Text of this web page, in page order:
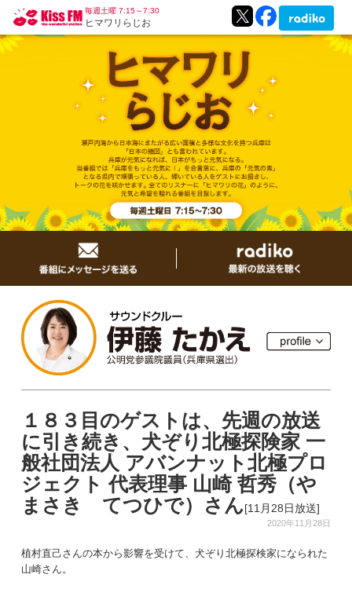
毎週土曜 7:15～7:30
ヒマワリらじお
１８３目のゲストは、先週の放送
に引き続き、犬ぞり北極探険家 一
般社団法人 アバンナット北極プロ
ジェクト 代表理事 山崎 哲秀（や
まさき てつひで）さん[11月28日放送]
2020年11月28日
植村直己さんの本から影響を受けて、犬ぞり北極探検家になられた
山崎さん。